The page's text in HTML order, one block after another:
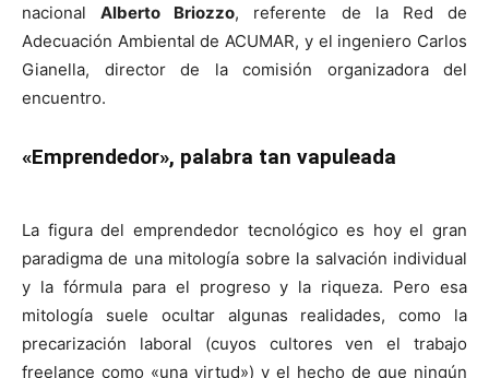
nacionalAlberto Briozzo, referente de la Red de
Adecuación Ambiental de ACUMAR, y el ingeniero Carlos
Gianella, director de la comisión organizadora del
encuentro.
«Emprendedor», palabra tan vapuleada
La figura del emprendedor tecnológico es hoy el gran
paradigma de una mitología sobre la salvación individual
y la fórmula para el progreso y la riqueza. Pero esa
mitología suele ocultar algunas realidades, como la
precarización laboral (cuyos cultores ven el trabajo
freelance como «una virtud») y el hecho de que ningún